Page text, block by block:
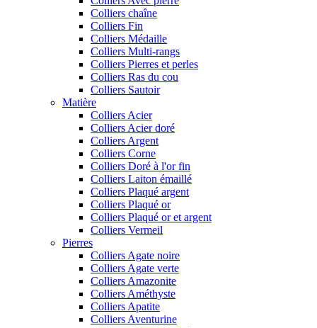
Colliers chaîne
Colliers Fin
Colliers Médaille
Colliers Multi-rangs
Colliers Pierres et perles
Colliers Ras du cou
Colliers Sautoir
Matière
Colliers Acier
Colliers Acier doré
Colliers Argent
Colliers Corne
Colliers Doré à l'or fin
Colliers Laiton émaillé
Colliers Plaqué argent
Colliers Plaqué or
Colliers Plaqué or et argent
Colliers Vermeil
Pierres
Colliers Agate noire
Colliers Agate verte
Colliers Amazonite
Colliers Améthyste
Colliers Apatite
Colliers Aventurine